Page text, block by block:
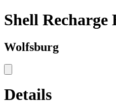
Shell
Wolfsburg
Details